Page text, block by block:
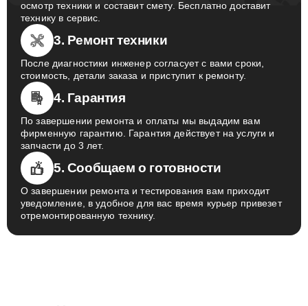
осмотр техники и составит смету. Бесплатно доставит
технику в сервис.
3. Ремонт техники
После диагностики инженер согласует с вами сроки,
стоимость, детали заказа и приступит к ремонту.
4. Гарантия
По завершении ремонта и оплаты мы выдадим вам
фирменную гарантию. Гарантия действует на услуги и
запчасти до 3 лет.
5. Сообщаем о готовности
О завершении ремонта и тестирования вам приходит
уведомление, в удобное для вас время курьер привезет
отремонтированную технику.